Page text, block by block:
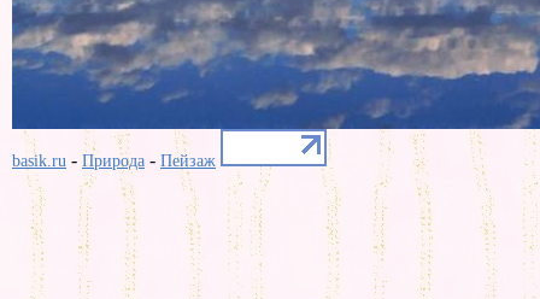
basik.ru - Природа - Пейзаж